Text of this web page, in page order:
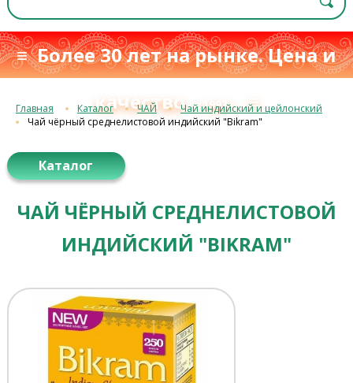
≡ Более 30 лет на рынке. Цена и
качествос 1993 г.≡
Главная Каталог ЧАЙ
Чай индийский и цейлонский
Чай чёрный среднелистовой индийский "Bikram"
Каталог
ЧАЙ ЧЁРНЫЙ СРЕДНЕЛИСТОВОЙ
ИНДИЙСКИЙ "BIKRAM"